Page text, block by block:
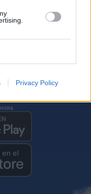
Privacy Policy